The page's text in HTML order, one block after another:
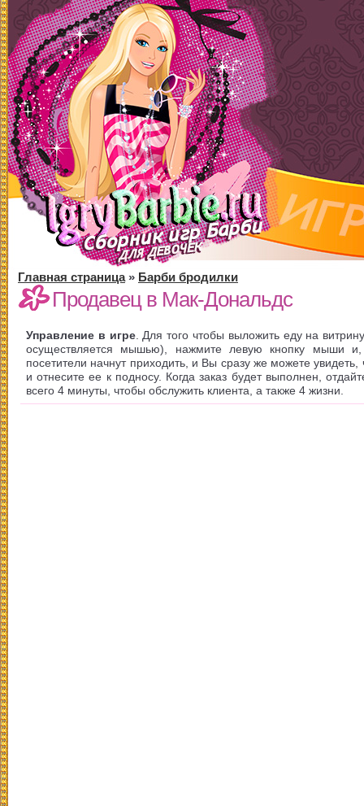
Главная страница» Барби бродилки
Продавец в Мак-Дональдс
Управление в игре. Для того чтобы выложить еду на
осуществляется мышью), нажмите левую кнопку мыши
посетители начнут приходить, и Вы сразу же можете
и отнесите ее к подносу. Когда заказ будет выполнен,
всего 4 минуты, чтобы обслужить клиента, а также 4 жизни.